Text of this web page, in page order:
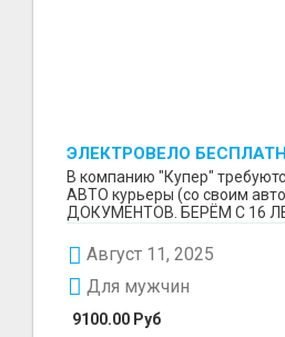
ЭЛЕКТРОВЕЛО
ВЕЛО, АВТО КУРЬЕРЛЕР /
ДОКУМЕНТОВ / ЛЮБОЙ
В компанию "Купер"
АВТО курьеры (со своим
ДОКУМЕНТОВ. БЕРЁМ С 16
Август 11, 2025
9100.00 Руб
Для мужчин